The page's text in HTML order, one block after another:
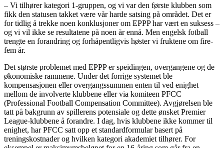
– Vi tilhører kategori 1-gruppen, og vi var den første klubben som
fikk den statusen takket være vår harde satsing på området. Det er
for tidlig å trekke noen konklusjoner om EPPP har vært en suksess –
og vi vil ikke se resultatene på noen år ennå. Men engelsk fotball
trengte en forandring og forhåpentligvis høster vi fruktene om fire-
fem år.
Det største problemet med EPPP er speidingen, overgangene og de
økonomiske rammene. Under det forrige systemet ble
kompensasjonen eller overgangssummen enten til ved enighet
mellom de involverte klubbene eller via komiteen PFCC
(Professional Football Compensation Committee). Avgjørelsen ble
tatt på bakgrunn av spillerens potensiale og dette ønsket Premier
League-klubbene å forandre. I dag, hvis klubbene ikke kommer til
enighet, har PFCC satt opp et standardformular basert på
treningskostnader og hvilken kategori akademiet tilhører. For